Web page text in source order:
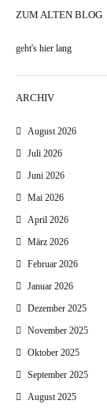
ZUM ALTEN BLOG
geht's hier lang
ARCHIV
August 2026
Juli 2026
Juni 2026
Mai 2026
April 2026
März 2026
Februar 2026
Januar 2026
Dezember 2025
November 2025
Oktober 2025
September 2025
August 2025